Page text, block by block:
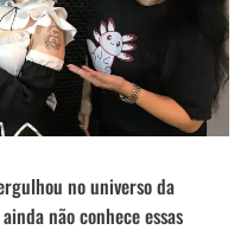
no universo da
não conhece essas